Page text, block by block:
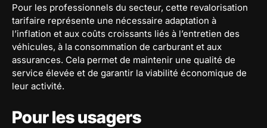
Pour les professionnels du secteur, cette revalorisation
tarifaire représente une nécessaire adaptation à
l’inflation et aux coûts croissants liés à l’entretien des
véhicules, à la consommation de carburant et aux
assurances. Cela permet de maintenir une qualité de
service élevée et de garantir la viabilité économique de
leur activité.
Pour les usagers